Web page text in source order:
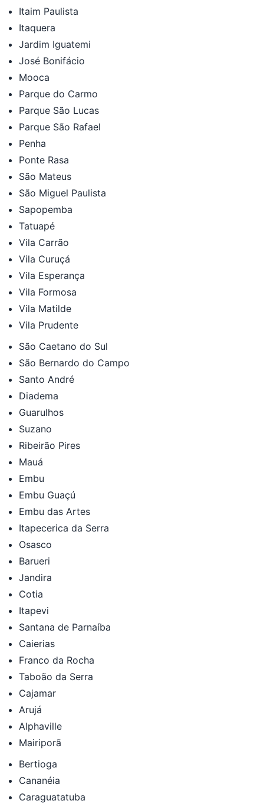
Itaim Paulista
Itaquera
Jardim Iguatemi
José Bonifácio
Mooca
Parque do Carmo
Parque São Lucas
Parque São Rafael
Penha
Ponte Rasa
São Mateus
São Miguel Paulista
Sapopemba
Tatuapé
Vila Carrão
Vila Curuçá
Vila Esperança
Vila Formosa
Vila Matilde
Vila Prudente
São Caetano do Sul
São Bernardo do Campo
Santo André
Diadema
Guarulhos
Suzano
Ribeirão Pires
Mauá
Embu
Embu Guaçú
Embu das Artes
Itapecerica da Serra
Osasco
Barueri
Jandira
Cotia
Itapevi
Santana de Parnaíba
Caierias
Franco da Rocha
Taboão da Serra
Cajamar
Arujá
Alphaville
Mairiporã
Bertioga
Cananéia
Caraguatatuba